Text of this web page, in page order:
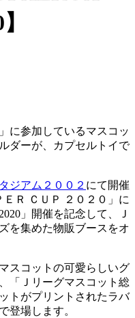
に参加しているマスコッ
ダーが、カプセルトイで
ジアム２００２ にて開催
Ｒ ＣＵＰ ２０２０」に
」開催を記念して、Ｊ
を集めた物販ブースをオ
スコットの可愛らしいグ
「Ｊリーグマスコット総
トがプリントされたラバ
登場します。